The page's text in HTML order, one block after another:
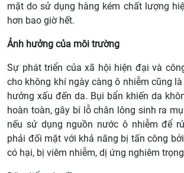
mặt do sử dụng hàng kém chất lượng
hơn bao giờ hết.
Ảnh hưởng của môi trường
Sự phát triển của xã hội hiện đại và
cho không khí ngày càng ô nhiễm cũng
hưởng xấu đến da. Bụi bẩn khiến da
hoàn toàn, gây bí lỗ chân lông sinh ra
nếu sử dụng nguồn nước ô nhiễm để
phải đối mặt với khả năng bị tấn công
có hại, bị viêm nhiễm, dị ứng nghiêm